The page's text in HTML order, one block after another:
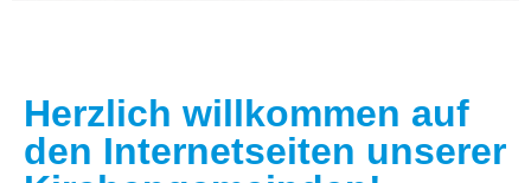
Losung vom 06.08.2026
Du machst fröhlich, was da lebet im Osten wie im Westen.
Herzlich willkommen auf
den Internetseiten unserer